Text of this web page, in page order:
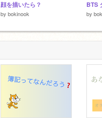
顔を描いたら？
by bokinook
BTS
by